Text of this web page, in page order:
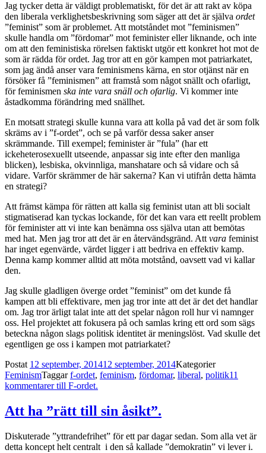
Jag tycker detta är väldigt problematiskt, för det är att rakt av köpa
den liberala verklighetsbeskrivning som säger att det är själva ordet
”feminist” som är problemet. Att motståndet mot ”feminismen”
skulle handla om ”fördomar” mot feminister eller liknande, och inte
om att den feministiska rörelsen faktiskt utgör ett konkret hot mot de
som är rädda för ordet. Jag tror att en gör kampen mot patriarkatet,
som jag ändå anser vara feminismens kärna, en stor otjänst när en
försöker få ”feminismen” att framstå som något snällt och ofarligt,
för feminismen ska inte vara snäll och ofarlig. Vi kommer inte
åstadkomma förändring med snällhet.
En motsatt strategi skulle kunna vara att kolla på vad det är som folk
skräms av i ”f-ordet”, och se på varför dessa saker anser
skrämmande. Till exempel; feminister är ”fula” (har ett
ickeheterosexuellt utseende, anpassar sig inte efter den manliga
blicken), lesbiska, okvinnliga, manshatare och så vidare och så
vidare. Varför skrämmer de här sakerna? Kan vi utifrån detta hämta
en strategi?
Att främst kämpa för rätten att kalla sig feminist utan att bli socialt
stigmatiserad kan tyckas lockande, för det kan vara ett reellt problem
för feminister att vi inte kan benämna oss själva utan att bemötas
med hat. Men jag tror att det är en återvändsgränd. Att vara feminist
har inget egenvärde, värdet ligger i att bedriva en effektiv kamp.
Denna kamp kommer alltid att möta motstånd, oavsett vad vi kallar
den.
Jag skulle gladligen överge ordet ”feminist” om det kunde få
kampen att bli effektivare, men jag tror inte att det är det det handlar
om. Jag tror ärligt talat inte att det spelar någon roll hur vi namnger
oss. Hel projektet att fokusera på och samlas kring ett ord som sägs
beteckna någon slags politisk identitet är meningslöst. Vad skulle det
egentligen ge oss i kampen mot patriarkatet?
Postat 12 september, 201412 september, 2014Kategorier
FeminismTaggarf-ordet, feminism, fördomar, liberal, politik11
kommentarertill F-ordet.
Att ha ”rätt till sin åsikt”.
Diskuterade ”yttrandefrihet” för ett par dagar sedan. Som alla vet är
detta koncept helt centralt i den så kallade ”demokratin” vi lever i.